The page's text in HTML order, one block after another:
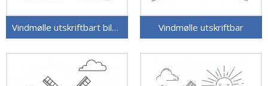
Vindmølle utskriftbart bilde Vindmølle utskriftbar